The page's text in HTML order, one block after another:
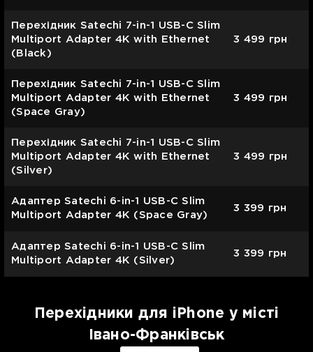
Перехідник Satechi 7-in-1 USB-C Slim
Multiport Adapter 4K with Ethernet
(Black)
3 499 грн
Перехідник Satechi 7-in-1 USB-C Slim
Multiport Adapter 4K with Ethernet
(Space Gray)
3 499 грн
Перехідник Satechi 7-in-1 USB-C Slim
Multiport Adapter 4K with Ethernet
(Silver)
3 499 грн
Адаптер Satechi 6-in-1 USB-C Slim
Multiport Adapter 4K (Space Gray)
3 399 грн
Адаптер Satechi 6-in-1 USB-C Slim
Multiport Adapter 4K (Silver)
3 399 грн
Перехідники для iPhone у місті
Івано-Франківськ